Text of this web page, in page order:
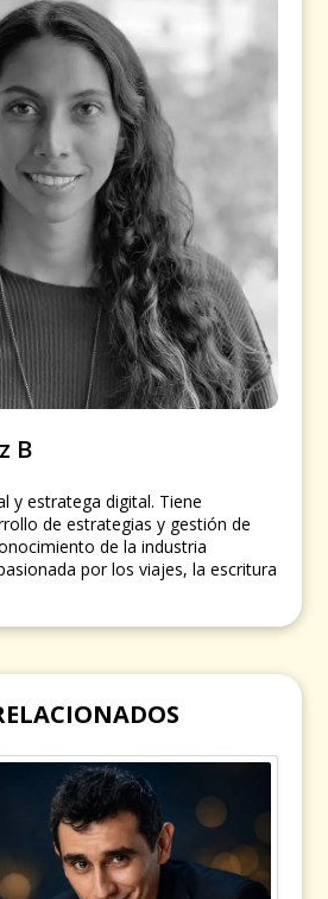
B
y estratega digital. Tiene
de estrategias y gestión de
de la industria
por los viajes, la escritura